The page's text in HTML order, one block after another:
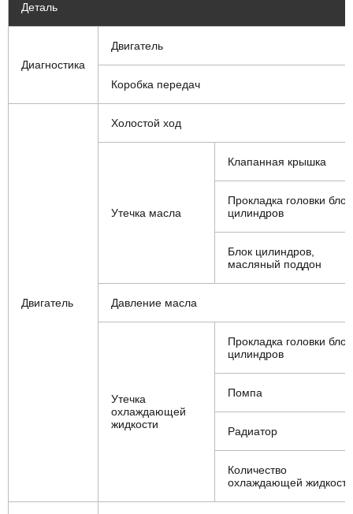
Деталь
Диагностика
Двигатель
Коробка передач
Двигатель
Холостой ход
Утечка масла
Клапанная крышка
Прокладка головки
цилиндров
Блок цилиндров,
масляный поддон
Давление масла
Утечка
охлаждающей
жидкости
Прокладка головки
цилиндров
Помпа
Радиатор
Количество
охлаждающей жидкости